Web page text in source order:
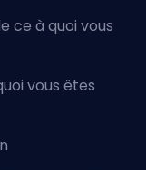
ce à quoi vous
vous êtes